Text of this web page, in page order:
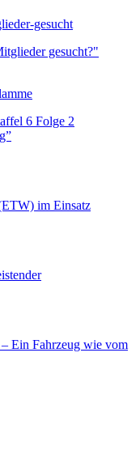
gesucht?"
6 Folge 2
im Einsatz
Ein Fahrzeug wie vom